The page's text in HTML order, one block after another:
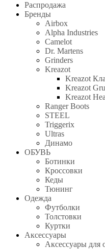
Распродажа
Бренды
Airbox
Alpha Industries
Camelot
Dr. Martens
Grinders
Kreazot
Kreazot
Kreazot
Kreazot
Ranger Boots
STEEL
Triggerix
Ultras
Динамо
ОБУВЬ
Ботинки
Кроссовки
Кеды
Тюнинг
Одежда
Футболки
Толстовки
Куртки
Аксессуары
Аксессуары для